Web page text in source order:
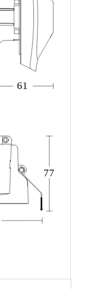
61
77